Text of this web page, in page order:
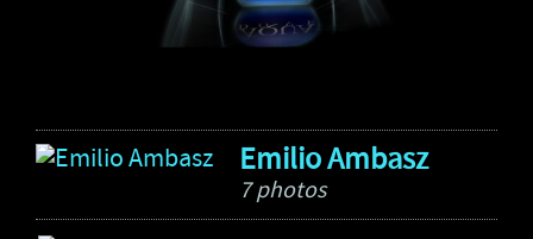
Emilio Ambasz
7 photos